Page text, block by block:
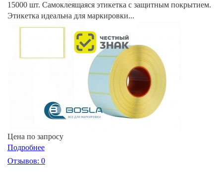
15000 шт. Самоклеящаяся этикетка с защитным покрытием.
Этикетка идеальна для маркировки...
Цена по запросу
Подробнее
Отзывов: 0